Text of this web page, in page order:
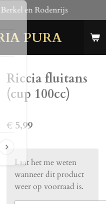
PURA
en Rodenrijs
Riccia fluitans
(cup 100cc)
€ 5,99
Laat het me weten
wanneer dit product
weer op voorraad is.